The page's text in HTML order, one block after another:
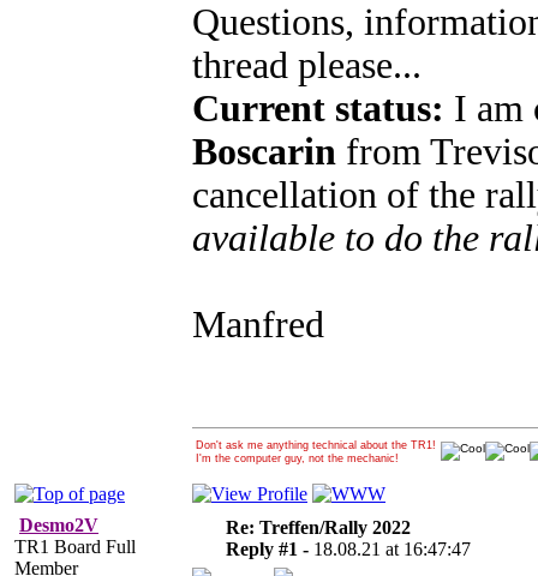
Questions,
thread please...
Current status: I am
Boscarin from
cancellation of the
available to do the
Manfred
Don't ask me anything technical about the TR1!
I'm the computer guy, not the mechanic!
Desmo2V
TR1 Board Full
Member
Re: Treffen/Rally 2022
Reply #1 - 18.08.21 at 16:47:47